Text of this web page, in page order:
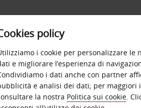
OFFERTE
policy
i cookie per personalizzare le
e migliorare l’esperienza di
i dati anche con partner
e analisi dei dati; per maggiori
la nostra Politica sui cookie.